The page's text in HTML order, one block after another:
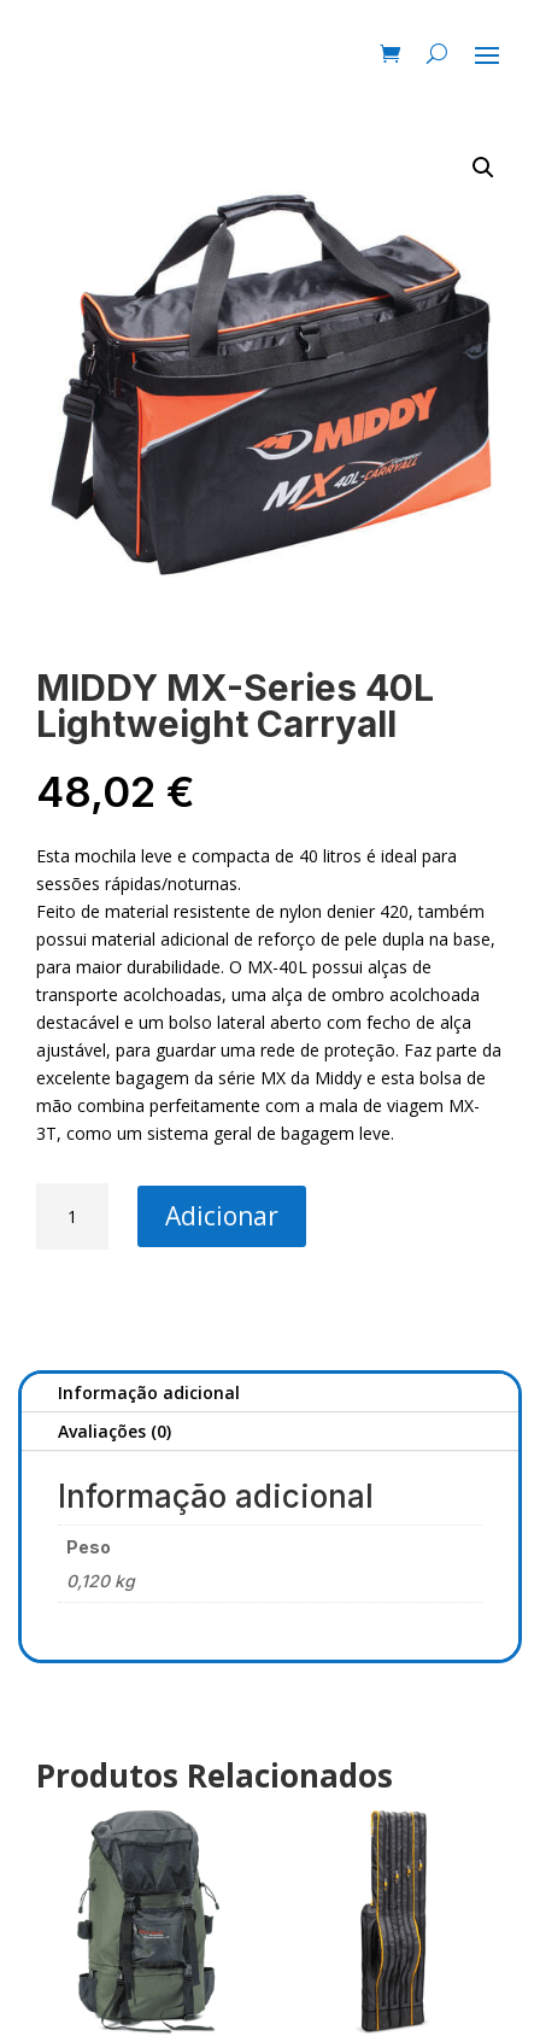
MIDDY MX-Series 40L
Lightweight Carryall
48,02 €
Esta mochila leve e compacta de 40 litros é ideal para
sessões rápidas/noturnas.
Feito de material resistente de nylon denier 420, também
possui material adicional de reforço de pele dupla na base,
para maior durabilidade. O MX-40L possui alças de
transporte acolchoadas, uma alça de ombro acolchoada
destacável e um bolso lateral aberto com fecho de alça
ajustável, para guardar uma rede de proteção. Faz parte da
excelente bagagem da série MX da Middy e esta bolsa de
mão combina perfeitamente com a mala de viagem MX-
3T, como um sistema geral de bagagem leve.
Carryall
Adicionar
Informação adicional
Avaliações (0)
Informação adicional
Peso
0,120 kg
Produtos Relacionados